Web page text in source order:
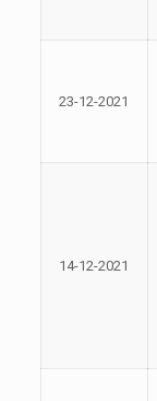
23-12-2021
14-12-2021